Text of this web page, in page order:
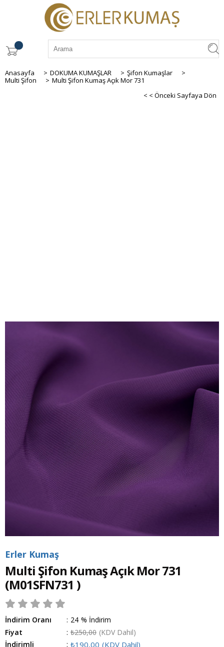
Anasayfa > DOKUMA KUMAŞLAR > Şifon Kumaşlar
>
Multi Şifon
> Multi Şifon Kumaş Açık Mor 731
< < Önceki Sayfaya Dön
Erler Kumaş
Multi Şifon Kumaş Açık Mor 731
(M01SFN731 )
İndirim Oranı : %
24
İndirim
Fiyat
: ₺250,00 (KDV Dahil)
İndirimli
: ₺190,00 (KDV Dahil)